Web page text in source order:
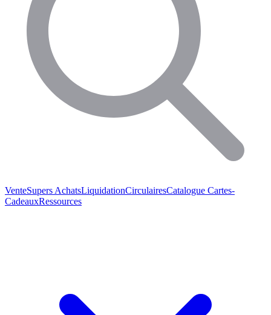
VenteSupers AchatsLiquidationCirculairesCatalogue Cartes-
CadeauxRessources